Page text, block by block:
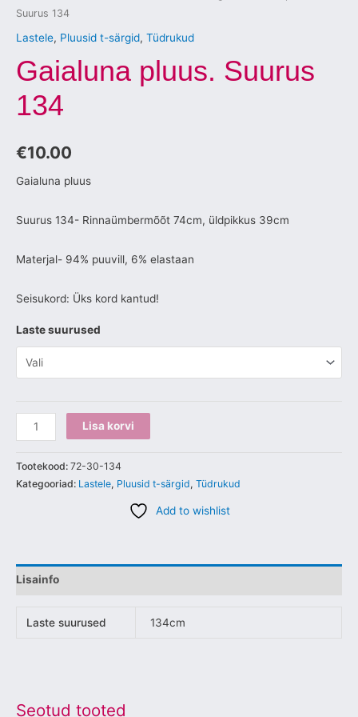
Suurus 134
Lastele, Pluusid t-särgid, Tüdrukud
Gaialuna pluus. Suurus
134
€10.00
Gaialuna pluus
Suurus 134- Rinnaümbermõõt 74cm, üldpikkus 39cm
Materjal- 94% puuvill, 6% elastaan
Seisukord: Üks kord kantud!
Laste suurused
Lisa korvi
Tootekood: 72-30-134
Kategooriad: Lastele, Pluusid t-särgid, Tüdrukud
Add to wishlist
Lisainfo
Laste suurused 134cm
Seotud tooted